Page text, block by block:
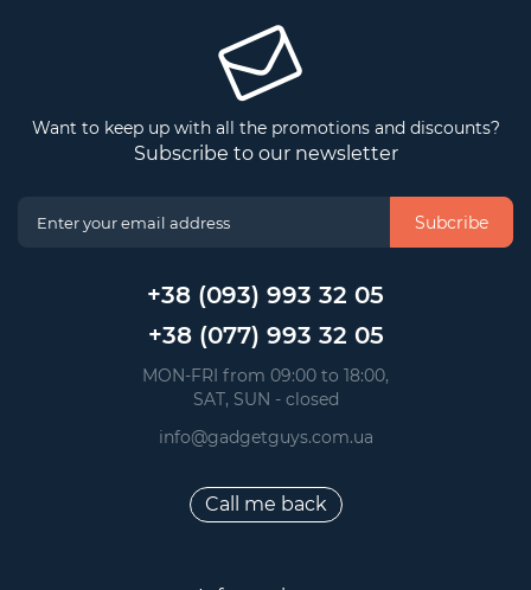
Want to keep up with all the promotions and discounts?
Subscribe to our newsletter
Subcribe
+38 (093) 993 32 05
+38 (077) 993 32 05
MON-FRI from 09:00 to 18:00,
SAT, SUN - closed
info@gadgetguys.com.ua
Call me back